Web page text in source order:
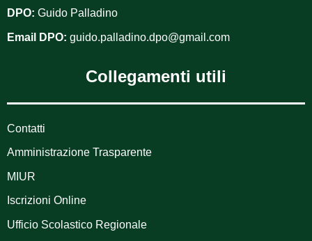
DPO: Guido Palladino
Email DPO: guido.palladino.dpo@gmail.com
Collegamenti utili
Contatti
Amministrazione Trasparente
MIUR
Iscrizioni Online
Ufficio Scolastico Regionale